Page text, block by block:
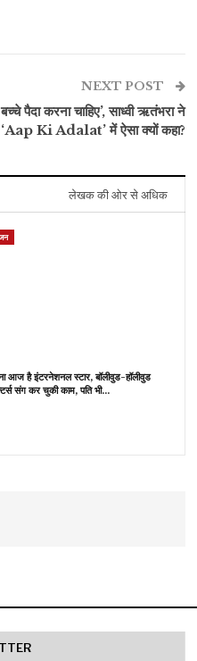
NEXT POST
पैदा करना चाहिए’, साध्वी ऋतंभरा ने
‘Aap Ki Adalat’ में ऐसा क्यों कहा?
लेखक की ओर से अधिक
आज है इंटरनेशनल स्टार, बॉलीवुड-हॉलीवुड
संग कर चुकी काम, पति भी…